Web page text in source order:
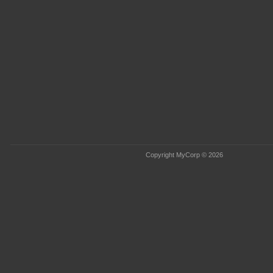
Copyright MyCorp © 2026